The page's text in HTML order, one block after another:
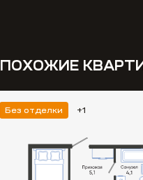
ПОХОЖИЕ
Без отделки +1